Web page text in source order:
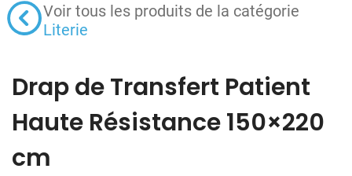
Voir tous les produits de la catégorie
Literie
Drap de Transfert Patient
Haute Résistance 150×220
cm